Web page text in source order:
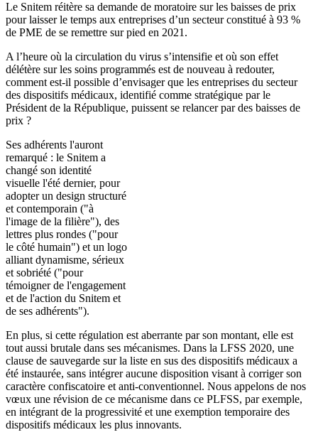
Le Snitem réitère sa demande de moratoire sur les baisses de prix
pour laisser le temps aux entreprises d’un secteur constitué à 93 %
de PME de se remettre sur pied en 2021.
A l’heure où la circulation du virus s’intensifie et où son effet
délétère sur les soins programmés est de nouveau à redouter,
comment est-il possible d’envisager que les entreprises du secteur
des dispositifs médicaux, identifié comme stratégique par le
Président de la République, puissent se relancer par des baisses de
prix ?
Ses adhérents l'auront
remarqué : le Snitem a
changé son identité
visuelle l'été dernier, pour
adopter un design structuré
et contemporain ("à
l'image de la filière"), des
lettres plus rondes ("pour
le côté humain") et un logo
alliant dynamisme, sérieux
et sobriété ("pour
témoigner de l'engagement
et de l'action du Snitem et
de ses adhérents").
En plus, si cette régulation est aberrante par son montant, elle est
tout aussi brutale dans ses mécanismes. Dans la LFSS 2020, une
clause de sauvegarde sur la liste en sus des dispositifs médicaux a
été instaurée, sans intégrer aucune disposition visant à corriger son
caractère confiscatoire et anti-conventionnel. Nous appelons de nos
vœux une révision de ce mécanisme dans ce PLFSS, par exemple,
en intégrant de la progressivité et une exemption temporaire des
dispositifs médicaux les plus innovants.